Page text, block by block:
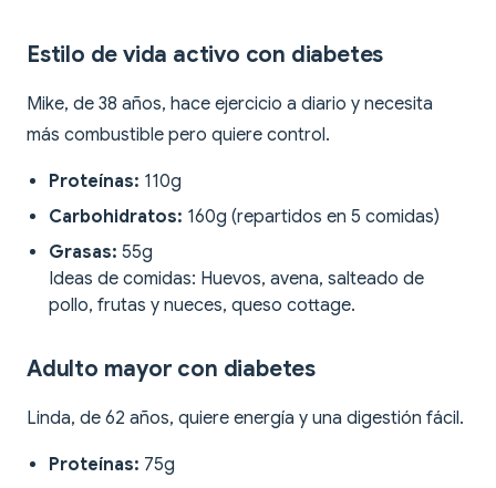
Estilo de vida activo con diabetes
Mike, de 38 años, hace ejercicio a diario y necesita
más combustible pero quiere control.
Proteínas: 110g
Carbohidratos: 160g (repartidos en 5 comidas)
Grasas: 55g
Ideas de comidas: Huevos, avena, salteado de
pollo, frutas y nueces, queso cottage.
Adulto mayor con diabetes
Linda, de 62 años, quiere energía y una digestión fácil.
Proteínas: 75g